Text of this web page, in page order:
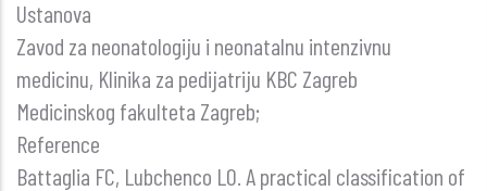
Ustanova
Zavod za neonatologiju i neonatalnu intenzivnu
medicinu, Klinika za pedijatriju KBC Zagreb
Medicinskog fakulteta Zagreb;
Reference
Battaglia FC, Lubchenco LO. A practical classification of